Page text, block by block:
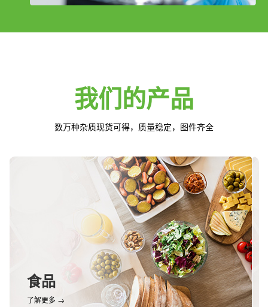
我们的产品
数万种杂质现货可得，质量稳定，图件齐全
食品
了解更多 →